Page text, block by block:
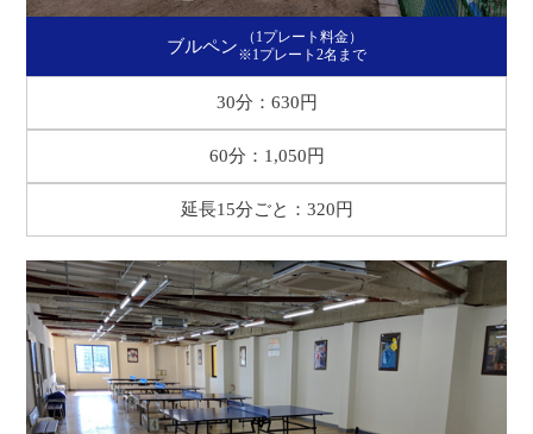
ブルペン
（1プレート料金）
※1プレート2名まで
30分：630円
60分：1,050円
延長15分ごと：320円